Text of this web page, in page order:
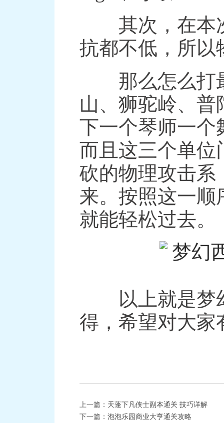
其次，在本次
抗都不低，所以
那么怎么打最
山、狮驼岭、
下一个琴师一个
而且这三个单位
砍的物理攻击系
来。按照这一顺
就能轻松过去。
以上就是梦幻
得，希望对大家
上一篇： 天蓬下凡侠士副本通关 技巧详解
下一篇： 泡泡乐园商业大亨通关攻略